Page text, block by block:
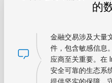
的
金融交易涉及大量
件，包含敏感信息
应商至关重要。在
安全可靠的生态系